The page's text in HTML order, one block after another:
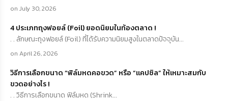
on July 30, 2026
4 ประเภทถุงฟอยล์ (Foil) ยอดนิยมในท้องตลาด !
. . ลักษณะถุงฟอยล์ (Foil) ที่ได้รับความนิยมสูงในตลาดปัจจุบัน...
on April 26, 2026
วิธีการเลือกขนาด “ฟิล์มหดคอขวด” หรือ “แคปซิล” ให้เหมาะสมกับ
ขวดอย่างไร !
. . วิธีการเลือกขนาด ฟิล์มหด (Shrink...